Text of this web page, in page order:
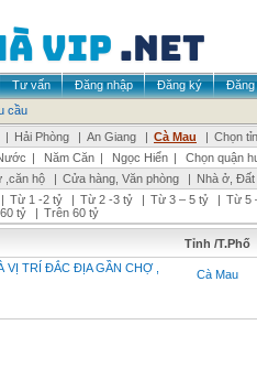
Tư vấn Đăng nhập Đăng ký
Đăng
cầu
| Hải Phòng | An Giang | Cà Mau | Chọn
| Năm Căn | Ngọc Hiển |
Chọn quận
,căn hộ | Cửa hàng, Văn phòng | Nhà ở,
| Từ 1 -2 tỷ | Từ 2 -3 tỷ | Từ 3 – 5 tỷ | Từ 5
tỷ | Trên 60 tỷ
Tỉnh /T.Phố
VỊ TRÍ ĐẮC ĐỊA GẦN CHỢ ,
Cà Mau